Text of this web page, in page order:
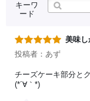
キーワ
ード
美味し
投稿者：あず
チーズケーキ部分と
(*´∀｀*)